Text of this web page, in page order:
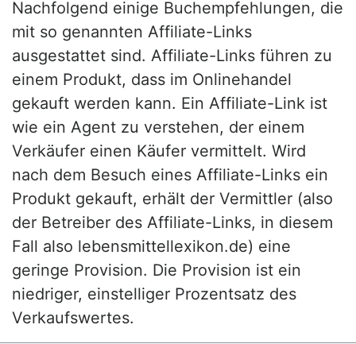
Nachfolgend einige Buchempfehlungen, die
mit so genannten Affiliate-Links
ausgestattet sind. Affiliate-Links führen zu
einem Produkt, dass im Onlinehandel
gekauft werden kann. Ein Affiliate-Link ist
wie ein Agent zu verstehen, der einem
Verkäufer einen Käufer vermittelt. Wird
nach dem Besuch eines Affiliate-Links ein
Produkt gekauft, erhält der Vermittler (also
der Betreiber des Affiliate-Links, in diesem
Fall also lebensmittellexikon.de) eine
geringe Provision. Die Provision ist ein
niedriger, einstelliger Prozentsatz des
Verkaufswertes.